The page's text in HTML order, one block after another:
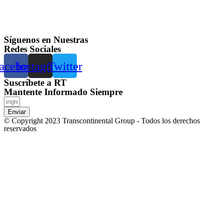
Síguenos en Nuestras
Redes Sociales
InstagramTwitter
Suscríbete a RT
Mantente Informado Siempre
Enviar
© Copyright 2023 Transcontinental Group - Todos los derechos
reservados